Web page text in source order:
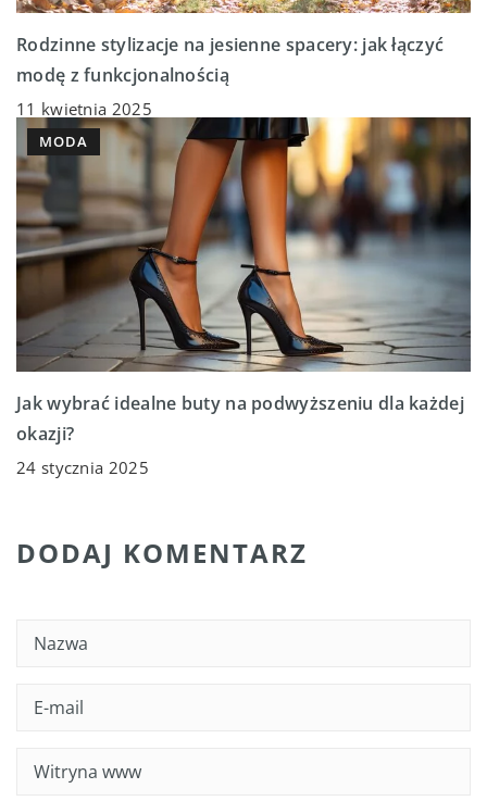
Rodzinne stylizacje na jesienne spacery: jak łączyć
modę z funkcjonalnością
11 kwietnia 2025
MODA
Jak wybrać idealne buty na podwyższeniu dla każdej
okazji?
24 stycznia 2025
DODAJ KOMENTARZ